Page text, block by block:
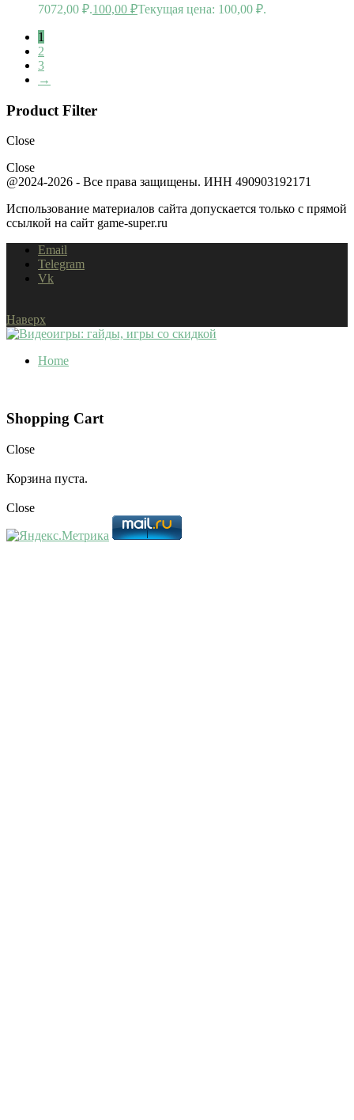
7072,00 ₽.100,00 ₽Текущая цена: 100,00 ₽.
1
2
3
→
Product Filter
Close
Close
@2024-2026 - Все права защищены. ИНН 490903192171
Использование материалов сайта допускается только с прямой
ссылкой на сайт game-super.ru
Email
Telegram
Vk
Наверх
Home
Shopping Cart
Close
Корзина пуста.
Close